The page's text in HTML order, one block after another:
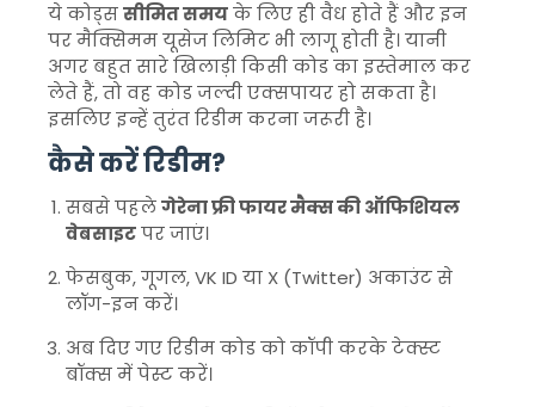
ये कोड्ससीमित समयके लिए ही वैध होते हैं और इन
पर मैक्सिमम यूसेज लिमिट भी लागू होती है। यानी
अगर बहुत सारे खिलाड़ी किसी कोड का इस्तेमाल कर
लेते हैं, तो वह कोड जल्दी एक्सपायर हो सकता है।
इसलिए इन्हें तुरंत रिडीम करना जरूरी है।
कैसे करें रिडीम?
सबसे पहलेगेरेना फ्री फायर मैक्स की ऑफिशियल
वेबसाइटपर जाएं।
फेसबुक, गूगल, VK ID या X (Twitter) अकाउंट से
लॉग-इन करें।
अब दिए गए रिडीम कोड को कॉपी करके टेक्स्ट
बॉक्स में पेस्ट करें।